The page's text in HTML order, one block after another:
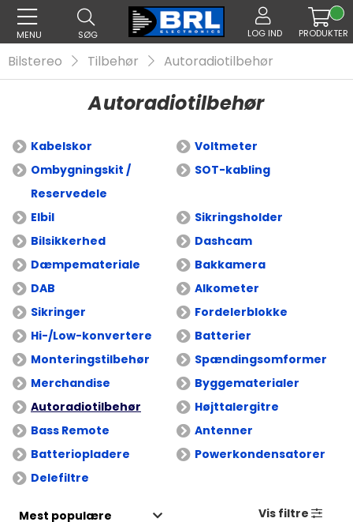
MENU SØG LOG IND PRODUKTER
Bilstereo Tilbehør Autoradiotilbehør
Autoradiotilbehør
Kabelskor
Voltmeter
Ombygningskit /
Reservedele
SOT-kabling
Elbil
Sikringsholder
Bilsikkerhed
Dashcam
Dæmpemateriale
Bakkamera
DAB
Alkometer
Sikringer
Fordelerblokke
Hi-/Low-konvertere
Batterier
Monteringstilbehør
Spændingsomformer
Merchandise
Byggematerialer
Autoradiotilbehør
Højttalergitre
Bass Remote
Antenner
Batteriopladere
Powerkondensatorer
Delefiltre
Vis filtre